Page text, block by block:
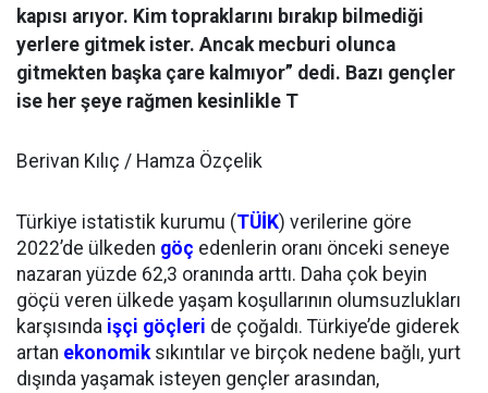
kapısı arıyor. Kim topraklarını bırakıp bilmediği
yerlere gitmek ister. Ancak mecburi olunca
gitmekten başka çare kalmıyor” dedi. Bazı gençler
ise her şeye rağmen kesinlikle T
Berivan Kılıç / Hamza Özçelik
Türkiye istatistik kurumu (TÜİK) verilerine göre
2022’de ülkeden göç edenlerin oranı önceki seneye
nazaran yüzde 62,3 oranında arttı. Daha çok beyin
göçü veren ülkede yaşam koşullarının olumsuzlukları
karşısında işçi göçleri de çoğaldı. Türkiye’de giderek
artan ekonomiksıkıntılar ve birçok nedene bağlı, yurt
dışında yaşamak isteyen gençler arasından,